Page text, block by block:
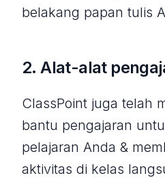
belakang papan tulis
2. Alat-alat
ClassPoint juga telah
bantu pengajaran
pelajaran Anda &
aktivitas di kelas